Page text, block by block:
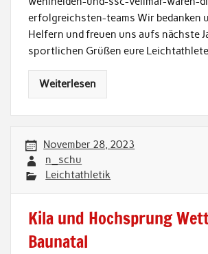
erfolgreichsten-teams Wir bedanken
Helfern und freuen uns aufs nächste
sportlichen Grüßen eure
Weiterlesen
November 28, 2023
n_schu
Leichtathletik
Kila und Hochsprung
Baunatal